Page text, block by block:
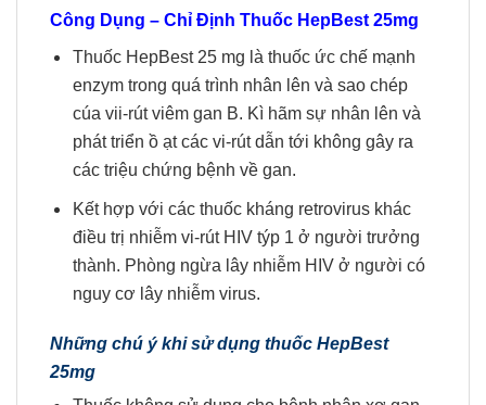
Công Dụng – Chỉ Định Thuốc HepBest 25mg
Thuốc HepBest 25 mg là thuốc ức chế mạnh
enzym trong quá trình nhân lên và sao chép
cúa vii-rút viêm gan B. Kì hãm sự nhân lên và
phát triển ồ ạt các vi-rút dẫn tới không gây ra
các triệu chứng bệnh về gan.
Kết hợp với các thuốc kháng retrovirus khác
điều trị nhiễm vi-rút HIV týp 1 ở người trưởng
thành. Phòng ngừa lây nhiễm HIV ở người có
nguy cơ lây nhiễm virus.
Những chú ý khi sử dụng thuốc HepBest
25mg